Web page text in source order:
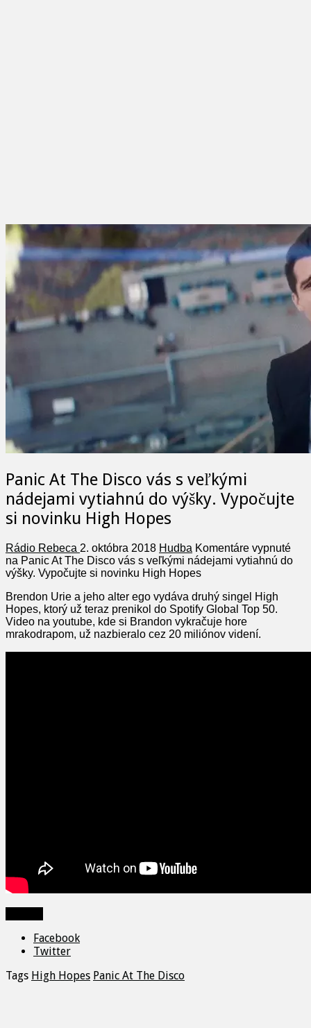
Panic At The Disco vás s veľkými
nádejami vytiahnú do výšky. Vypočujte
si novinku High Hopes
Rádio Rebeca 2. októbra 2018 Hudba Komentáre vypnuté
na Panic At The Disco vás s veľkými nádejami vytiahnú do
výšky. Vypočujte si novinku High Hopes
Brendon Urie a jeho alter ego vydáva druhý singel High
Hopes, ktorý už teraz prenikol do Spotify Global Top 50.
Video na youtube, kde si Brandon vykračuje hore
mrakodrapom, už nazbieralo cez 20 miliónov videní.
Facebook
Twitter
Tags High Hopes Panic At The Disco